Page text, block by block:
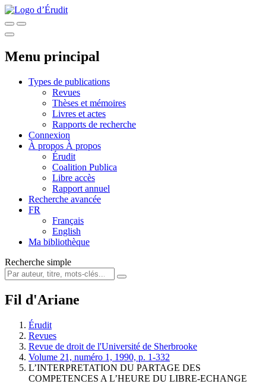
Menu principal
Types de publications
Revues
Thèses et mémoires
Livres et actes
Rapports de recherche
Connexion
À propos À propos
Érudit
Coalition Publica
Libre accès
Rapport annuel
Recherche avancée
FR
Français
English
Ma bibliothèque
Recherche simple
Fil d'Ariane
Érudit
Revues
Revue de droit de l'Université de Sherbrooke
Volume 21, numéro 1, 1990, p. 1-332
L’INTERPRETATION DU PARTAGE DES
COMPETENCES A L’HEURE DU LIBRE-ECHANGE